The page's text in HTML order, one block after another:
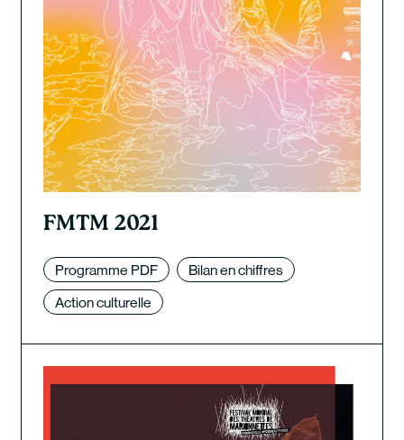
FMTM 2021
Programme PDF
Bilan en chiffres
Action culturelle